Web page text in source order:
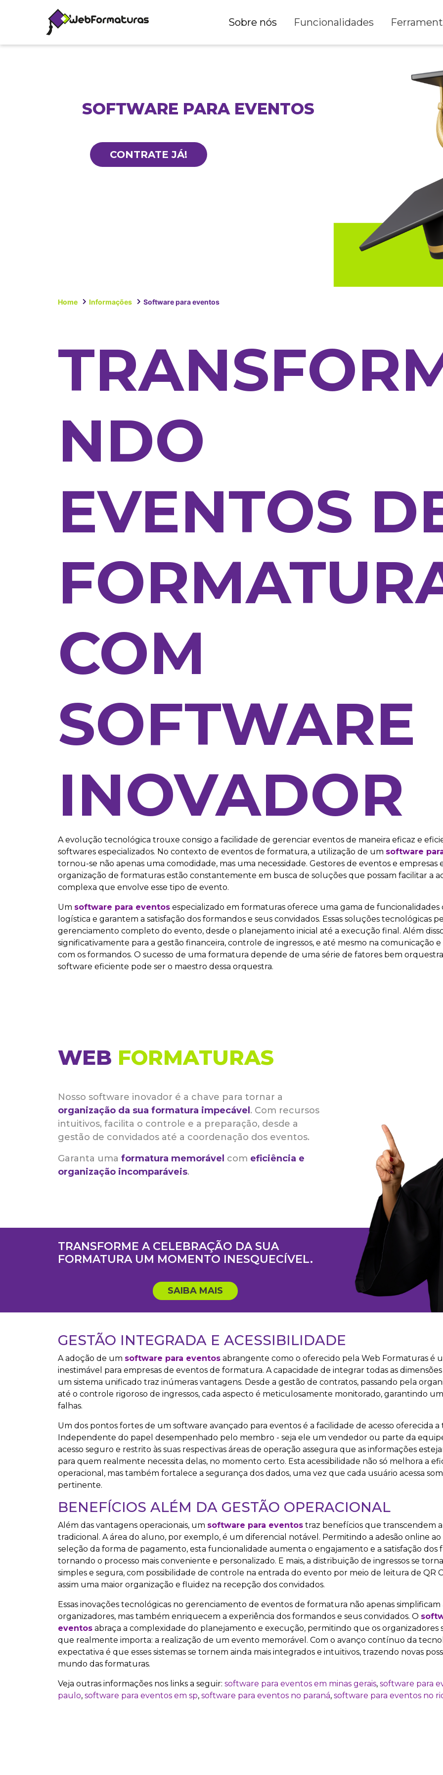
Sobre nós Funcionalidades
SOFTWARE PARA EVENTOS
CONTRATE JÁ!
Home Informações Software para eventos
NDO
EVENTOS
COM
SOFTWARE
INOVADOR
A evolução tecnológica trouxe consigo a facilidade de gerenciar eventos de maneira eficaz e
softwares especializados. No contexto de eventos de formatura, a utilização de um software
tornou-se não apenas uma comodidade, mas uma necessidade. Gestores de eventos e empresas
organização de formaturas estão constantemente em busca de soluções que possam facilitar a
complexa que envolve esse tipo de evento.
Um software para eventos especializado em formaturas oferece uma gama de funcionalidades
logística e garantem a satisfação dos formandos e seus convidados. Essas soluções tecnológicas
gerenciamento completo do evento, desde o planejamento inicial até a execução final. Além
significativamente para a gestão financeira, controle de ingressos, e até mesmo na comunicação
com os formandos. O sucesso de uma formatura depende de uma série de fatores bem
software eficiente pode ser o maestro dessa orquestra.
WEB FORMATURAS
Nosso software inovador é a chave para tornar a
organização da sua formatura impecável . Com recursos
intuitivos, facilita o controle e a preparação, desde a
gestão de convidados até a coordenação dos eventos.
Garanta uma formatura memorável com eficiência e
organização incomparáveis.
TRANSFORME A CELEBRAÇÃO DA SUA
FORMATURA UM MOMENTO INESQUECÍVEL.
SAIBA MAIS
GESTÃO INTEGRADA E ACESSIBILIDADE
A adoção de um software para eventos abrangente como o oferecido pela Web Formaturas é
inestimável para empresas de eventos de formatura. A capacidade de integrar todas as
um sistema unificado traz inúmeras vantagens. Desde a gestão de contratos, passando pela
até o controle rigoroso de ingressos, cada aspecto é meticulosamente monitorado, garantindo
falhas.
Um dos pontos fortes de um software avançado para eventos é a facilidade de acesso oferecida a
Independente do papel desempenhado pelo membro - seja ele um vendedor ou parte da
acesso seguro e restrito às suas respectivas áreas de operação assegura que as informações
para quem realmente necessita delas, no momento certo. Esta acessibilidade não só melhora a
operacional, mas também fortalece a segurança dos dados, uma vez que cada usuário acessa
pertinente.
BENEFÍCIOS ALÉM DA GESTÃO OPERACIONAL
Além das vantagens operacionais, um software para eventos traz benefícios que transcendem
tradicional. A área do aluno, por exemplo, é um diferencial notável. Permitindo a adesão online
seleção da forma de pagamento, esta funcionalidade aumenta o engajamento e a satisfação dos
tornando o processo mais conveniente e personalizado. E mais, a distribuição de ingressos se
simples e segura, com possibilidade de controle na entrada do evento por meio de leitura de QR
assim uma maior organização e fluidez na recepção dos convidados.
Essas inovações tecnológicas no gerenciamento de eventos de formatura não apenas simplificam
organizadores, mas também enriquecem a experiência dos formandos e seus convidados. O
eventos abraça a complexidade do planejamento e execução, permitindo que os organizadores
que realmente importa: a realização de um evento memorável. Com o avanço contínuo da
expectativa é que esses sistemas se tornem ainda mais integrados e intuitivos, trazendo novas
mundo das formaturas.
Veja outras informações nos links a seguir: software para eventos em minas gerais, software para
paulo, software para eventos em sp, software para eventos no paraná, software para eventos no